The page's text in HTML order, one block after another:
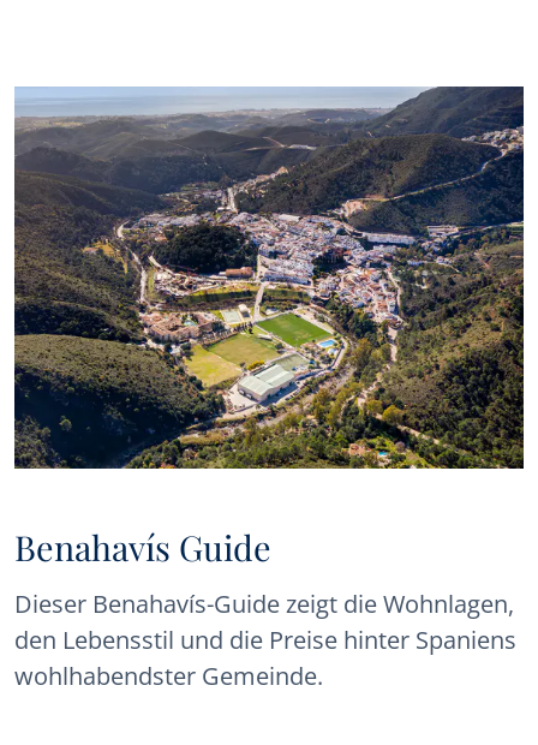
Benahavís Guide
Dieser Benahavís-Guide zeigt die Wohnlagen,
den Lebensstil und die Preise hinter Spaniens
wohlhabendster Gemeinde.